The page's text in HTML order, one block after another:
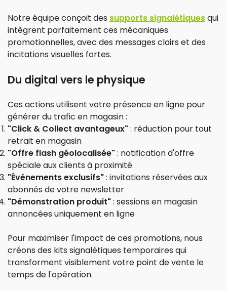
Notre équipe conçoit des supports signalétiquesqui
intègrent parfaitement ces mécaniques
promotionnelles, avec des messages clairs et des
incitations visuelles fortes.
Du digital vers le physique
Ces actions utilisent votre présence en ligne pour
générer du trafic en magasin :
"Click & Collect avantageux": réduction pour tout
retrait en magasin
"Offre flash géolocalisée": notification d'offre
spéciale aux clients à proximité
"Événements exclusifs": invitations réservées aux
abonnés de votre newsletter
"Démonstration produit": sessions en magasin
annoncées uniquement en ligne
Pour maximiser l'impact de ces promotions, nous
créons des kits signalétiques temporaires qui
transforment visiblement votre point de vente le
temps de l'opération.